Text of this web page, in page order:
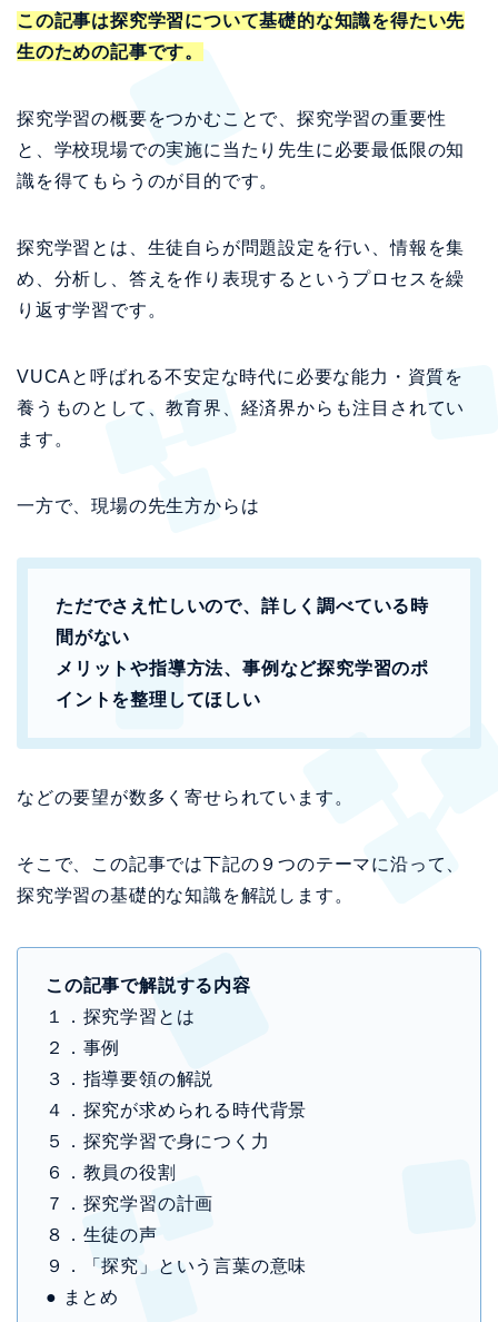
この記事は探究学習について基礎的な知識を得たい先
生のための記事です。
探究学習の概要をつかむことで、探究学習の重要性
と、学校現場での実施に当たり先生に必要最低限の知
識を得てもらうのが目的です。
探究学習とは、生徒自らが問題設定を行い、情報を集
め、分析し、答えを作り表現するというプロセスを繰
り返す学習です。
VUCAと呼ばれる不安定な時代に必要な能力・資質を
養うものとして、教育界、経済界からも注目されてい
ます。
一方で、現場の先生方からは
ただでさえ忙しいので、詳しく調べている時
間がない
メリットや指導方法、事例など探究学習のポ
イントを整理してほしい
などの要望が数多く寄せられています。
そこで、この記事では下記の９つのテーマに沿って、
探究学習の基礎的な知識を解説します。
この記事で解説する内容
１．探究学習とは
２．事例
３．指導要領の解説
４．探究が求められる時代背景
５．探究学習で身につく力
６．教員の役割
７．探究学習の計画
８．生徒の声
９．「探究」という言葉の意味
● まとめ